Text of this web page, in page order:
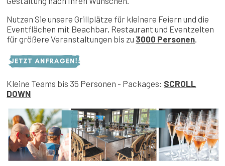
Das perfekte Programm für die ganze Familie.
Mo, 03.08.
2000
Di, 04.08.
1200-
2000
Mi, 05.08.
1200-
Sa, 08.08.
2000
11 Uhr KidsKurs
So, 09.08.
1000-
2000
Mo, 10.08.
1300-
2000
Nutzen Sie unsere Grillplätze für kleinere Feiern und die
Eventflächen mit Beachbar, Restaurant und Eventzelten
für größere Veranstaltungen bis zu 3000 Personen
Kleine Teams bis 35 Personen - Packages: SCROLL
DOWN